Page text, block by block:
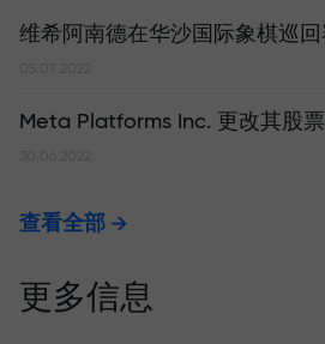
维希阿南德在华沙国际象棋巡
Meta Platforms Inc. 更改其股
30.06.2022
查看全部
更多信息